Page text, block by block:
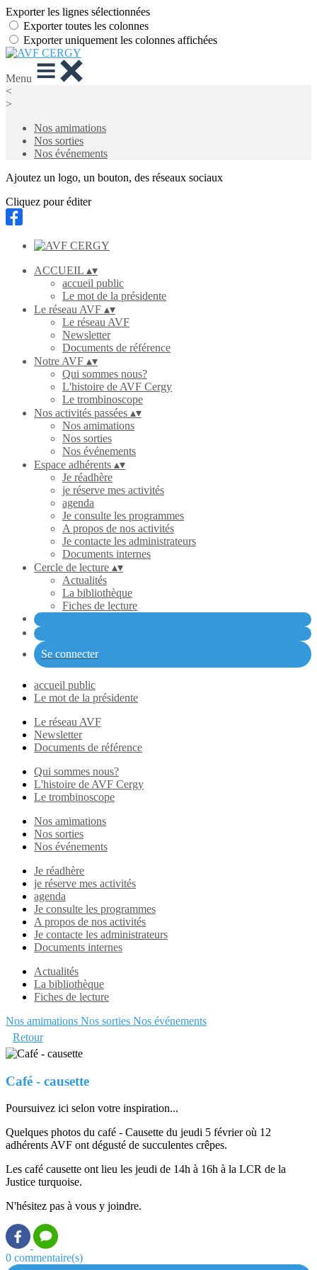
Exporter les lignes sélectionnées
Exporter toutes les colonnes
Exporter uniquement les colonnes affichées
Menu
<
>
Nos amimations
Nos sorties
Nos événements
Ajoutez un logo, un bouton, des réseaux sociaux
Cliquez pour éditer
ACCUEIL ▴▾
accueil public
Le mot de la présidente
Le réseau AVF ▴▾
Le réseau AVF
Newsletter
Documents de référence
Notre AVF ▴▾
Qui sommes nous?
L'histoire de AVF Cergy
Le trombinoscope
Nos activités passées ▴▾
Nos amimations
Nos sorties
Nos événements
Espace adhérents ▴▾
Je réadhère
je réserve mes activités
agenda
Je consulte les programmes
A propos de nos activités
Je contacte les administrateurs
Documents internes
Cercle de lecture ▴▾
Actualités
La bibliothèque
Fiches de lecture
Se connecter
accueil public
Le mot de la présidente
Le réseau AVF
Newsletter
Documents de référence
Qui sommes nous?
L'histoire de AVF Cergy
Le trombinoscope
Nos amimations
Nos sorties
Nos événements
Je réadhère
je réserve mes activités
agenda
Je consulte les programmes
A propos de nos activités
Je contacte les administrateurs
Documents internes
Actualités
La bibliothèque
Fiches de lecture
Nos amimations Nos sorties Nos événements
Retour
Café - causette
Poursuivez ici selon votre inspiration...
Quelques photos du café - Causette du jeudi 5 février où 12
adhérents AVF ont dégusté de succulentes crêpes.
Les café causette ont lieu les jeudi de 14h à 16h à la LCR de la
Justice turquoise.
N'hésitez pas à vous y joindre.
0 commentaire(s)